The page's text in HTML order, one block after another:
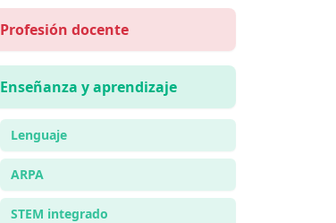
Profesión docente
Enseñanza y aprendizaje
Lenguaje
ARPA
STEM integrado